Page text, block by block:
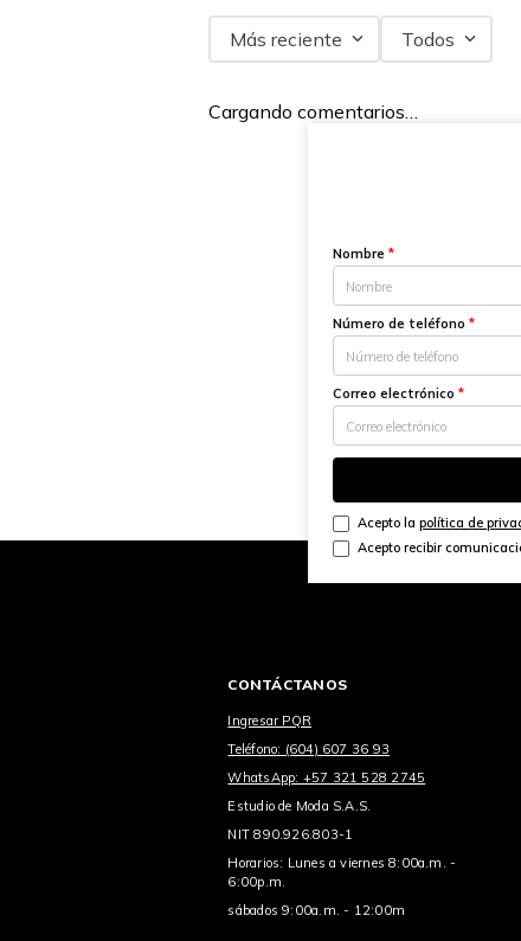
Más reciente Todos
Cargando comentarios…
Nombre *
Número de teléfono *
Correo electrónico *
Acepto la política de
Acepto recibir
CONTÁCTANOS
Ingresar PQR
Teléfono: (604) 607 36 93
WhatsApp: +57 321 528 2745
Estudio de Moda S.A.S.
NIT 890.926.803-1
Horarios: Lunes a viernes 8:00a.m. -
6:00p.m.
sábados 9:00a.m. - 12:00m